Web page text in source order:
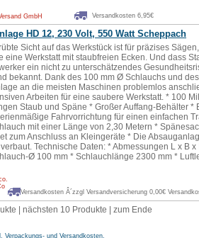
GmbH Versandkosten 6,95€
HD 12, 230 Volt, 550 Watt Scheppach
Sicht auf das Werkstück ist für präzises
eine Werkstatt mit staubfreien Ecken. Und dass
ein nicht zu unterschätzendes
bekannt. Dank des 100 mm Ø Schlauchs und
an die meisten Maschinen problemlos
Arbeiten für eine saubere Werkstatt. * 100
Staub und Späne * Großer Auffang-Behälter *
Fahrvorrichtung für einen einfachen
mit einer Länge von 2,30 Metern *
zum Anschluss an Kleingeräte * Die
verbaut. Technische Daten: * Abmessungen L x B
Ø 100 mm * Schlauchlänge 2300 mm *
Versandkosten Â´zzgl Versandversicherung 0,00€
| nächsten 10 Produkte | zum Ende
und Versandkosten.